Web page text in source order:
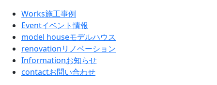
Works施工事例
Eventイベント情報
model houseモデルハウス
renovationリノベーション
Informationお知らせ
contactお問い合わせ